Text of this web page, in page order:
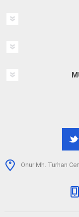
Onur Mh. Turhan